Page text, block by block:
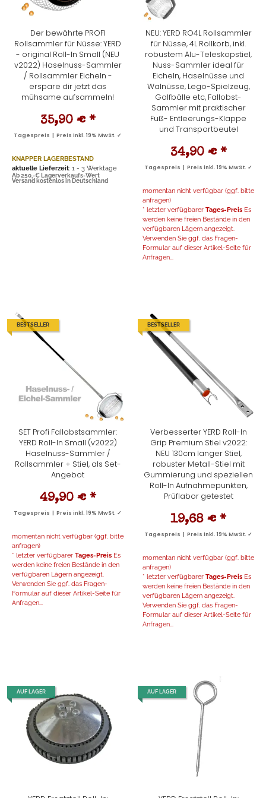
Der bewährte PROFI
Rollsammler für Nüsse: YERD
- original Roll-In Small (NEU
v2022) Haselnuss-Sammler
/ Rollsammler Eicheln -
erspare dir jetzt das
mühsame aufsammeln!
35,90 € *
Tagespreis | Preis inkl. 19% MwSt. ✓
KNAPPER LAGERBESTAND
aktuelle Lieferzeit: 1 - 3 Werktage
Ab 250,-€ Lagerverkaufs-Wert
Versand kostenlos in Deutschland
NEU: YERD RO4L Rollsammler
für Nüsse, 4L Rollkorb, inkl.
robustem Alu-Teleskopstiel,
Nuss-Sammler ideal für
Eicheln, Haselnüsse und
Walnüsse, Lego-Spielzeug,
Golfbälle etc, Fallobst-
Sammler mit praktischer
Fuß- Entleerungs-Klappe
und Transportbeutel
34,90 € *
Tagespreis | Preis inkl. 19% MwSt. ✓
momentan nicht verfügbar (ggf. bitte
anfragen)
* letzter verfügbarer Tages-Preis Es
werden keine freien Bestände in den
verfügbaren Lägern angezeigt.
Verwenden Sie ggf. das Fragen-
Formular auf dieser Artikel-Seite für
Anfragen...
BESTSELLER
SET Profi Fallobstsammler:
YERD Roll-In Small (v2022)
Haselnuss-Sammler /
Rollsammler + Stiel, als Set-
Angebot
49,90 € *
Tagespreis | Preis inkl. 19% MwSt. ✓
momentan nicht verfügbar (ggf. bitte
anfragen)
* letzter verfügbarer Tages-Preis Es
werden keine freien Bestände in den
verfügbaren Lägern angezeigt.
Verwenden Sie ggf. das Fragen-
Formular auf dieser Artikel-Seite für
Anfragen...
BESTSELLER
Verbesserter YERD Roll-In
Grip Premium Stiel v2022:
NEU 130cm langer Stiel,
robuster Metall-Stiel mit
Gummierung und speziellen
Roll-In Aufnahmepunkten,
Prüflabor getestet
19,68 € *
Tagespreis | Preis inkl. 19% MwSt. ✓
momentan nicht verfügbar (ggf. bitte
anfragen)
* letzter verfügbarer Tages-Preis Es
werden keine freien Bestände in den
verfügbaren Lägern angezeigt.
Verwenden Sie ggf. das Fragen-
Formular auf dieser Artikel-Seite für
Anfragen...
AUF LAGER AUF LAGER